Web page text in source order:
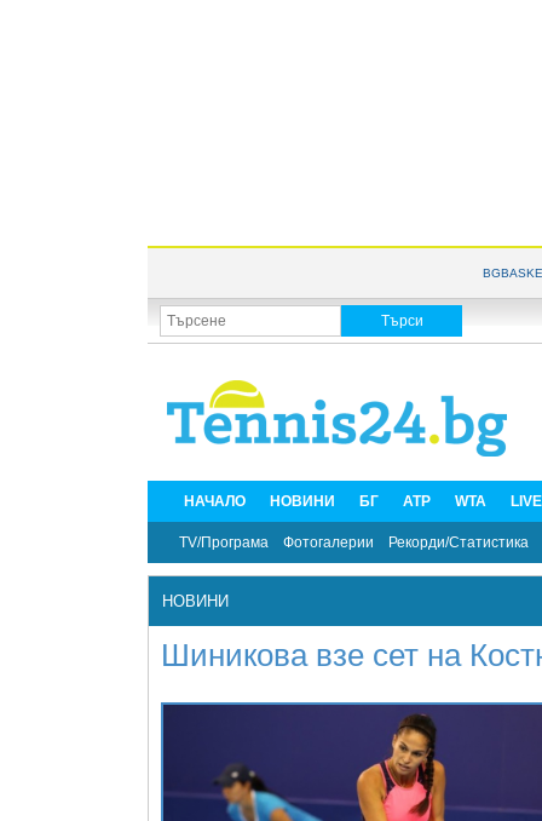
НАЧАЛО НОВИНИ БГ ATP WTA
TV/Програма Фотогалерии Рекорди/Статистика
НОВИНИ
Шиникова взе сет на